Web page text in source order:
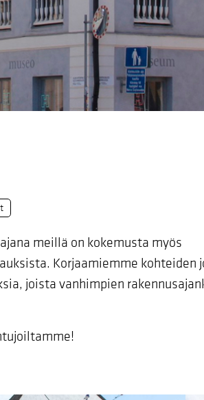
meillä on kokemusta myös
Korjaamiemme kohteiden
joista vanhimpien